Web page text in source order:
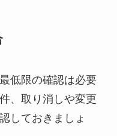
低限の確認は必要
、取り消しや変更
しておきましょ